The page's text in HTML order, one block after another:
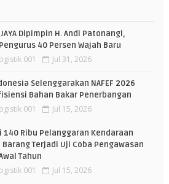
JAYA Dipimpin H. Andi Patonangi,
40 Persen Wajah Baru
001 Jul 31, 2026
Selenggarakan NAFEF 2026
Bahan Bakar Penerbangan
001 Jul 15, 2026
140 Ribu Pelanggaran Kendaraan
Terjadi Uji Coba Pengawasan
Tahun
001 Jul 15, 2026